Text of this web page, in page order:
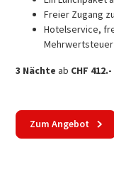
Freier Zugang
Hotelservice,
3 Nächte ab CHF 412.-
Zum Angebot